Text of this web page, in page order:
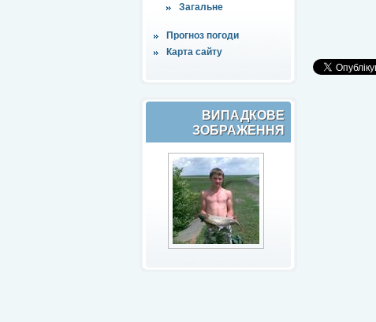
Загальне
Прогноз погоди
Карта сайту
ВИПАДКОВЕ
ЗОБРАЖЕННЯ